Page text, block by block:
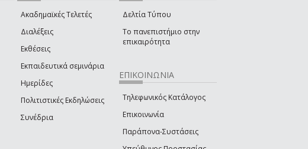
Ακαδημαϊκές Τελετές
Διαλέξεις
Εκθέσεις
Εκπαιδευτικά σεμινάρια
Ημερίδες
Πολιτιστικές Εκδηλώσεις
Συνέδρια
Δελτία Τύπου
Το πανεπιστήμιο στην
επικαιρότητα
ΕΠΙΚΟΙΝΩΝΙΑ
Τηλεφωνικός Κατάλογος
Επικοινωνία
Παράπονα-Συστάσεις